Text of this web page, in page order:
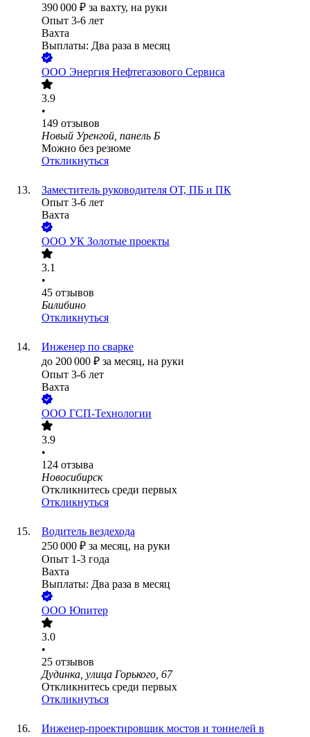
390 000 ₽ за вахту, на руки
Опыт 3-6 лет
Вахта
Выплаты: Два раза в месяц
ООО Энергия Нефтегазового Сервиса
3.9
•
149 отзывов
Новый Уренгой, панель Б
Можно без резюме
Откликнуться
Заместитель руководителя ОТ, ПБ и ПК
Опыт 3-6 лет
Вахта
ООО УК Золотые проекты
3.1
•
45 отзывов
Билибино
Откликнуться
Инженер по сварке
до 200 000 ₽ за месяц, на руки
Опыт 3-6 лет
Вахта
ООО ГСП-Технологии
3.9
•
124 отзыва
Новосибирск
Откликнитесь среди первых
Откликнуться
Водитель вездехода
250 000 ₽ за месяц, на руки
Опыт 1-3 года
Вахта
Выплаты: Два раза в месяц
ООО Юпитер
3.0
•
25 отзывов
Дудинка, улица Горького, 67
Откликнитесь среди первых
Откликнуться
Инженер-проектировщик мостов и тоннелей в